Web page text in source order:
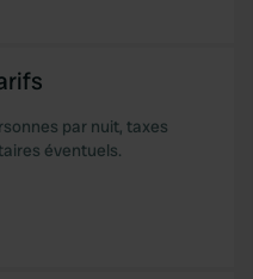
par nuit, taxes
éventuels.